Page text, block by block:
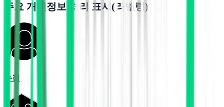
주요 개인정보 처리 표시(라벨링)
수집